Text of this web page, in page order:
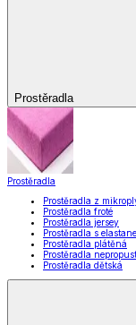
Prostěradla
Prostěradla
Prostěradla z
Prostěradla froté
Prostěradla jersey
Prostěradla s
Prostěradla plátěná
Prostěradla
Prostěradla dětská